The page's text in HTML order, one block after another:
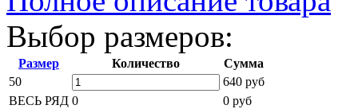
Выбор размеров:
Размер Количество
Сумма
50
640 руб
ВЕСЬ РЯД 0 0 руб